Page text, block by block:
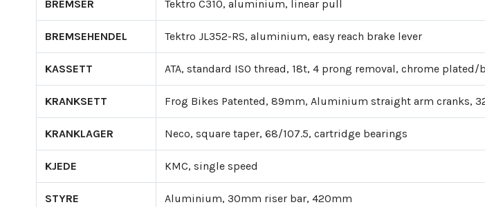
BREMSER Tektro C310, aluminium, linear pull
BREMSEHENDEL Tektro JL352-RS, aluminium, easy reach brake lever
KASSETT ATA, standard ISO thread, 18t, 4 prong removal, chrome plated/
KRANKSETT Frog Bikes Patented, 89mm, Aluminium straight arm cranks,
KRANKLAGER Neco, square taper, 68/107.5, cartridge bearings
KJEDE KMC, single speed
STYRE Aluminium, 30mm riser bar, 420mm